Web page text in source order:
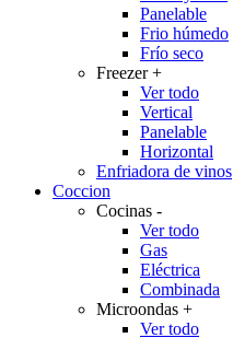
Panelable
Frio húmedo
Frío seco
Freezer+
Ver todo
Vertical
Panelable
Horizontal
Enfriadora de vinos
Coccion
Cocinas -
Ver todo
Gas
Eléctrica
Combinada
Microondas +
Ver todo